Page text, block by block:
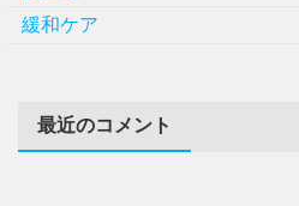
緩和ケア
最近のコメント